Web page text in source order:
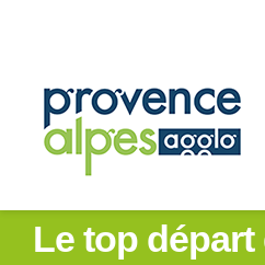
Le top